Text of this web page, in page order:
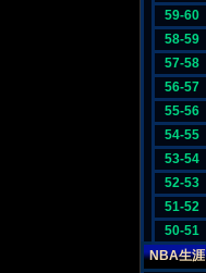
59-60
58-59
57-58
56-57
55-56
54-55
53-54
52-53
51-52
50-51
NBA生涯